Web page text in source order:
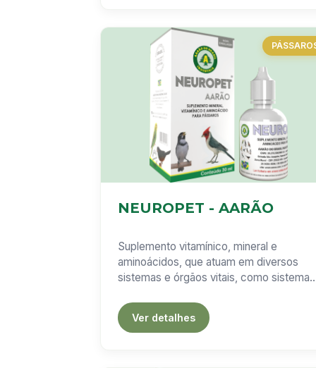
NEUROPET - AARÃO
Suplemento vitamínico, mineral e
aminoácidos, que atuam em diversos
sistemas e órgãos vitais, como sistema
intestino, ossos e músculos
esqueléticos.
Ver detalhes